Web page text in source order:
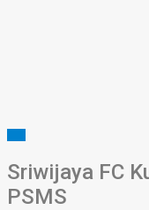
Sriwijaya FC
PSMS